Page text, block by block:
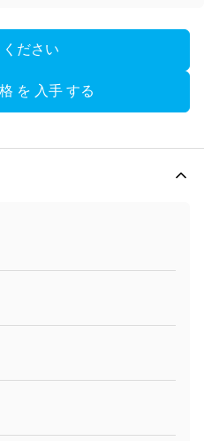
ださい
を 入手 する